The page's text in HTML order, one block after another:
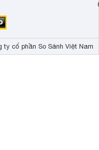
cổ phần So Sánh Việt Nam